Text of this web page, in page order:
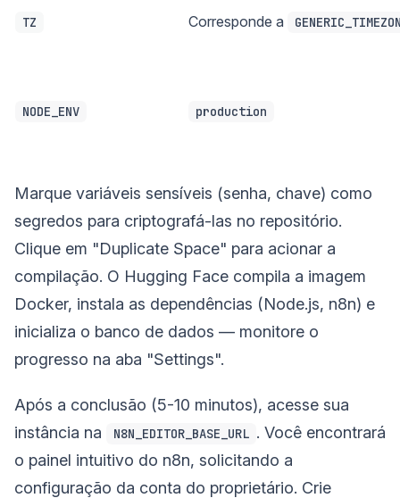
TZ Corresponde a
NODE_ENV production
Marque variáveis sensíveis (senha, chave) como
segredos para criptografá-las no repositório.
Clique em "Duplicate Space" para acionar a
compilação. O Hugging Face compila a imagem
Docker, instala as dependências (Node.js, n8n) e
inicializa o banco de dados — monitore o
progresso na aba "Settings".
Após a conclusão (5-10 minutos), acesse sua
instância na
N8N_EDITOR_BASE_URL . Você encontrará
o painel intuitivo do n8n, solicitando a
configuração da conta do proprietário. Crie